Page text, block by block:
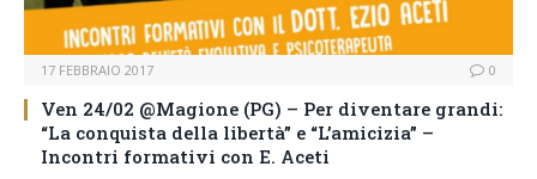
17 FEBBRAIO 2017 0
Ven 24/02 @Magione (PG) – Per diventare grandi:
“La conquista della libertà” e “L’amicizia” –
Incontri formativi con E. Aceti